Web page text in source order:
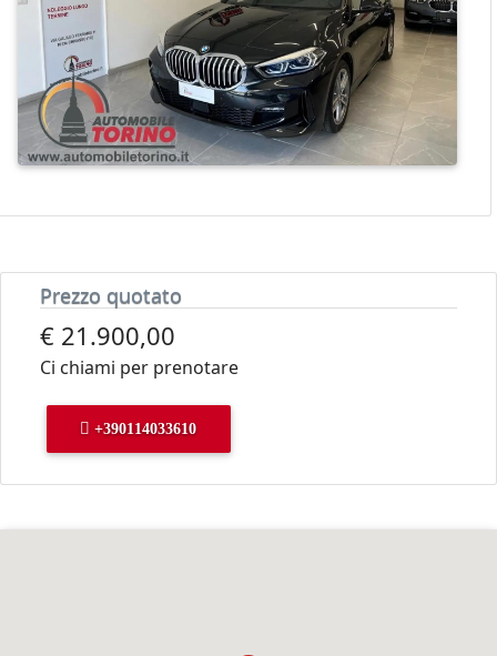
Prezzo quotato
€ 21.900,00
Ci chiami per prenotare
+390114033610